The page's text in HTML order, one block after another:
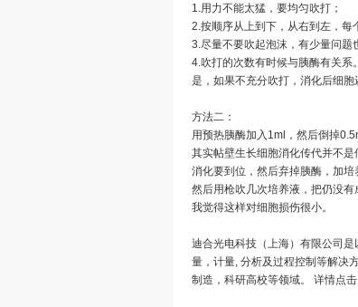
1.用力不能太猛，要均匀吹打；
2.按顺序从上到下，从右到左，每
3.尽量不要吹起泡沫，有少量问题
4.吹打的次数有时候与胰酶有关
是，如果不充分吹打，消化后细
方法二：
用预热胰酶加入1ml，然后倒掉
其实帖壁生长细胞消化传代并不是
消化要到位，然后弃掉胰酶，加培
然后用枪吹几次培养液，把仍没有
我觉得这样对细胞损伤很小。
迪合光电科技（上海）有限公司
量，计量, 分析及过程控制等解决
制造，科研高校等领域。 详情点击